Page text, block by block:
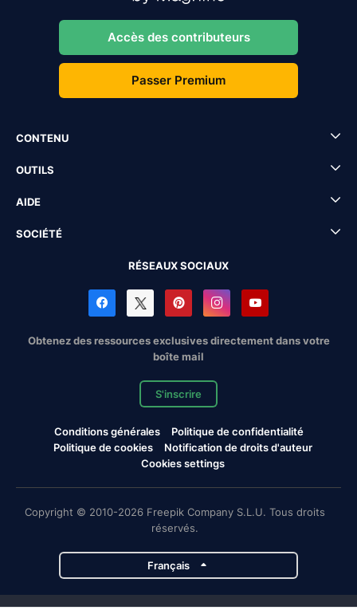
Accès des contributeurs
Passer Premium
CONTENU
OUTILS
AIDE
SOCIÉTÉ
RÉSEAUX SOCIAUX
Obtenez des ressources exclusives directement dans votre
boîte mail
S'inscrire
Conditions générales
Politique de confidentialité
Politique de cookies
Notification de droits d'auteur
Cookies settings
Copyright © 2010-2026 Freepik Company S.L.U. Tous droits
réservés.
Français